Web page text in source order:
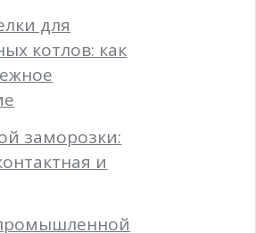
для
котлов: как
заморозки:
и